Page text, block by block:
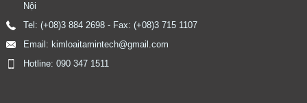
Nội
Tel: (+08)3 884 2698 - Fax: (+08)3 715 1107
Email: kimloaitamintech@gmail.com
Hotline: 090 347 1511